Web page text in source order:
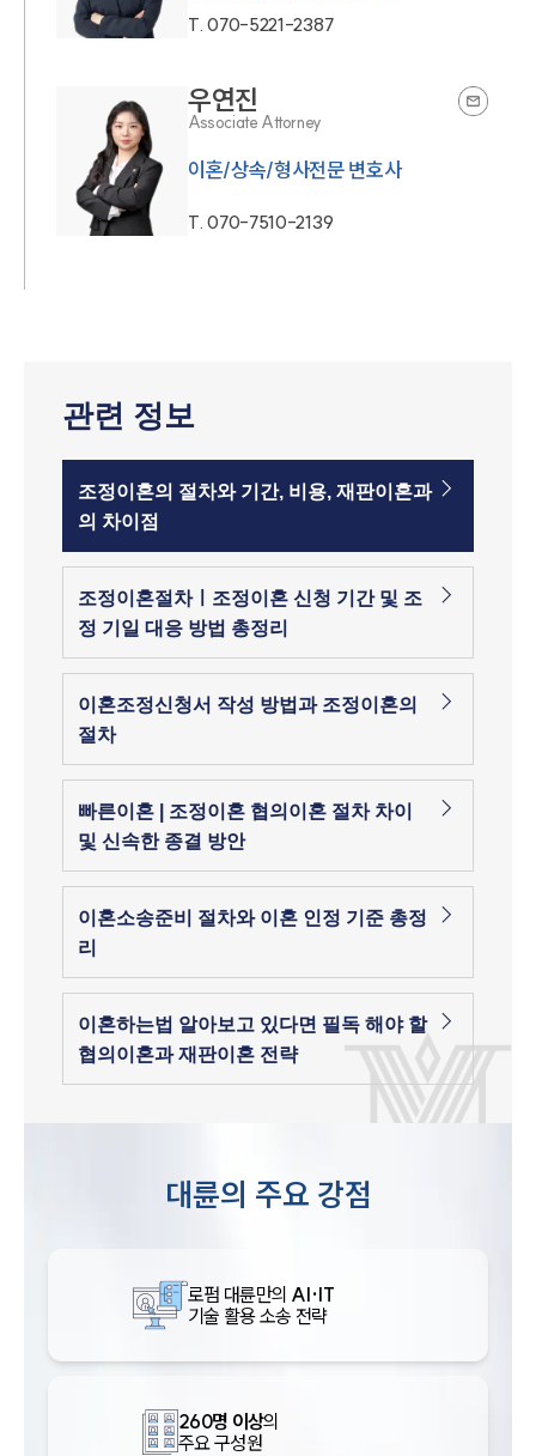
T.070-5221-2387
우연진
Associate Attorney
이혼/상속/형사전문 변호사
T.070-7510-2139
관련 정보
조정이혼의 절차와 기간, 비용, 재판이혼과
의 차이점
조정이혼절차ㅣ조정이혼 신청 기간 및 조
정 기일 대응 방법 총정리
이혼조정신청서 작성 방법과 조정이혼의
절차
빠른이혼 | 조정이혼 협의이혼 절차 차이
및 신속한 종결 방안
이혼소송준비 절차와 이혼 인정 기준 총정
리
이혼하는법 알아보고 있다면 필독 해야 할
협의이혼과 재판이혼 전략
대륜의 주요 강점
로펌 대륜만의 AI·IT
기술 활용 소송 전략
260명 이상의
주요 구성원